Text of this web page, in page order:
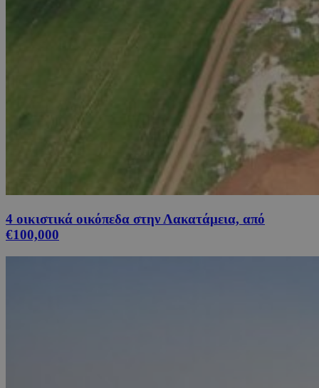
4 οικιστικά οικόπεδα στην Λακατάμεια, από
€100,000